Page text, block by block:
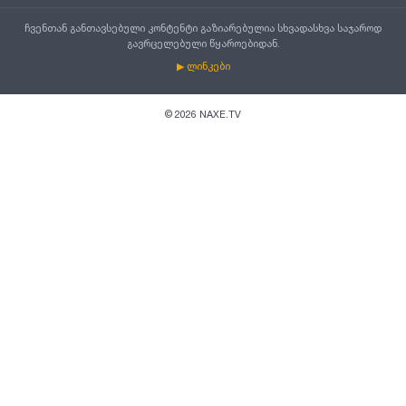
ჩვენთან განთავსებული კონტენტი გაზიარებულია სხვადასხვა საჯაროდ
გავრცელებული წყაროებიდან.
▶ ლინკები
© 2026 NAXE.TV